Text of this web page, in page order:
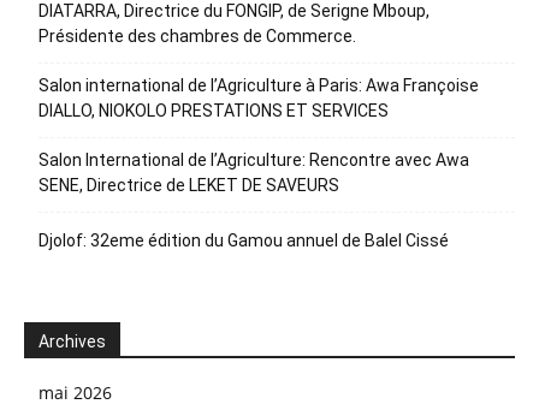
DIATARRA, Directrice du FONGIP, de Serigne Mboup,
Présidente des chambres de Commerce.
Salon international de l’Agriculture à Paris: Awa Françoise
DIALLO, NIOKOLO PRESTATIONS ET SERVICES
Salon International de l’Agriculture: Rencontre avec Awa
SENE, Directrice de LEKET DE SAVEURS
Djolof: 32eme édition du Gamou annuel de Balel Cissé
Archives
mai 2026